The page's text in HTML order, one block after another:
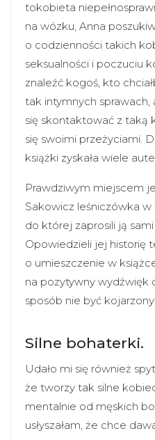
tokobieta
na wózku, Anna
o codzienności takich
seksualności i poczuciu
znaleźć kogoś, kto
tak intymnych sprawach,
się skontaktować z taką
się swoimi przeżyciami.
książki zyskała wiele
Prawdziwym miejscem
Sakowicz leśniczówka w
do której zaprosili ją
Opowiedzieli jej historię
o umieszczenie w
na pozytywny wydźwięk
sposób nie być
Silne bohaterki.
Udało mi się również
że tworzy tak silne
mentalnie od męskich
usłyszałam, że chce